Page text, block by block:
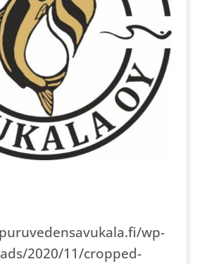
wp-
2020/11/cropped-